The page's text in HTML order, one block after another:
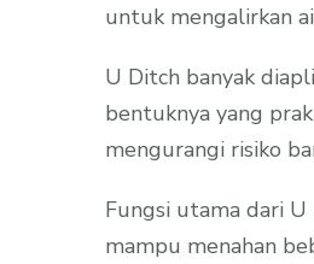
untuk mengalirkan
U Ditch banyak
bentuknya yang
mengurangi risiko
Fungsi utama dari
mampu menahan